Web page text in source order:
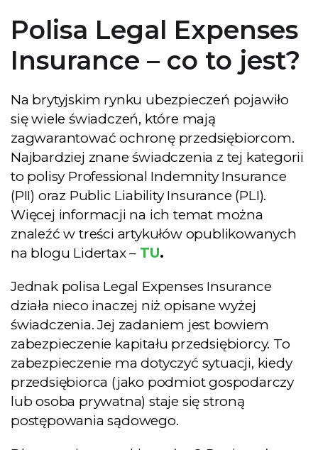
Polisa Legal Expenses
Insurance – co to jest?
Na brytyjskim rynku ubezpieczeń pojawiło
się wiele świadczeń, które mają
zagwarantować ochronę przedsiębiorcom.
Najbardziej znane świadczenia z tej kategorii
to polisy Professional Indemnity Insurance
(PII) oraz Public Liability Insurance (PLI).
Więcej informacji na ich temat można
znaleźć w treści artykułów opublikowanych
na blogu Lidertax – TU.
Jednak polisa Legal Expenses Insurance
działa nieco inaczej niż opisane wyżej
świadczenia. Jej zadaniem jest bowiem
zabezpieczenie kapitału przedsiębiorcy. To
zabezpieczenie ma dotyczyć sytuacji, kiedy
przedsiębiorca (jako podmiot gospodarczy
lub osoba prywatna) staje się stroną
postępowania sądowego.